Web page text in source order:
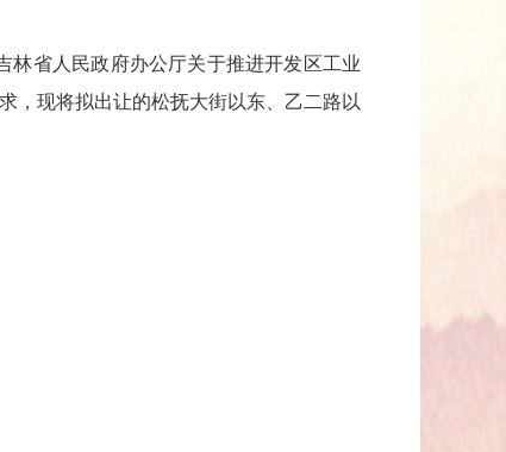
省人民政府办公厅关于推进开发区工业
，现将拟出让的松抚大街以东、乙二路以